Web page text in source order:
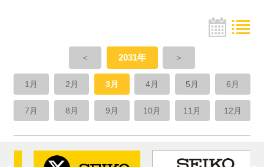
＜ 2031年 ＞
1月 2月 3月 4月 5月 6月
7月 8月 9月 10月 11月 12月